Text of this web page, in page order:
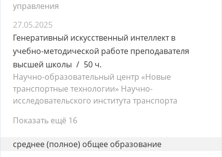
управления
27.05.2025
Генеративный искусственный интеллект в
учебно-методической работе преподавателя
высшей школы
50 ч.
Научно-образовательный центр «Новые
транспортные технологии» Научно-
исследовательского института транспорта
Показать ещё 16
среднее (полное) общее образование